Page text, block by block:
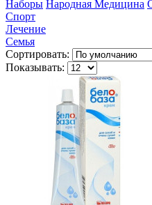
Наборы Народная Медицина
Спорт
Лечение
Семья
Сортировать:
Показывать: